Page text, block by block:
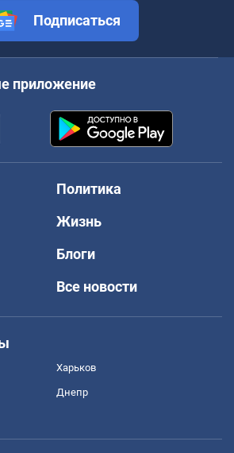
Подписаться
приложение
Политика
Жизнь
Блоги
Все новости
Харьков
Днепр